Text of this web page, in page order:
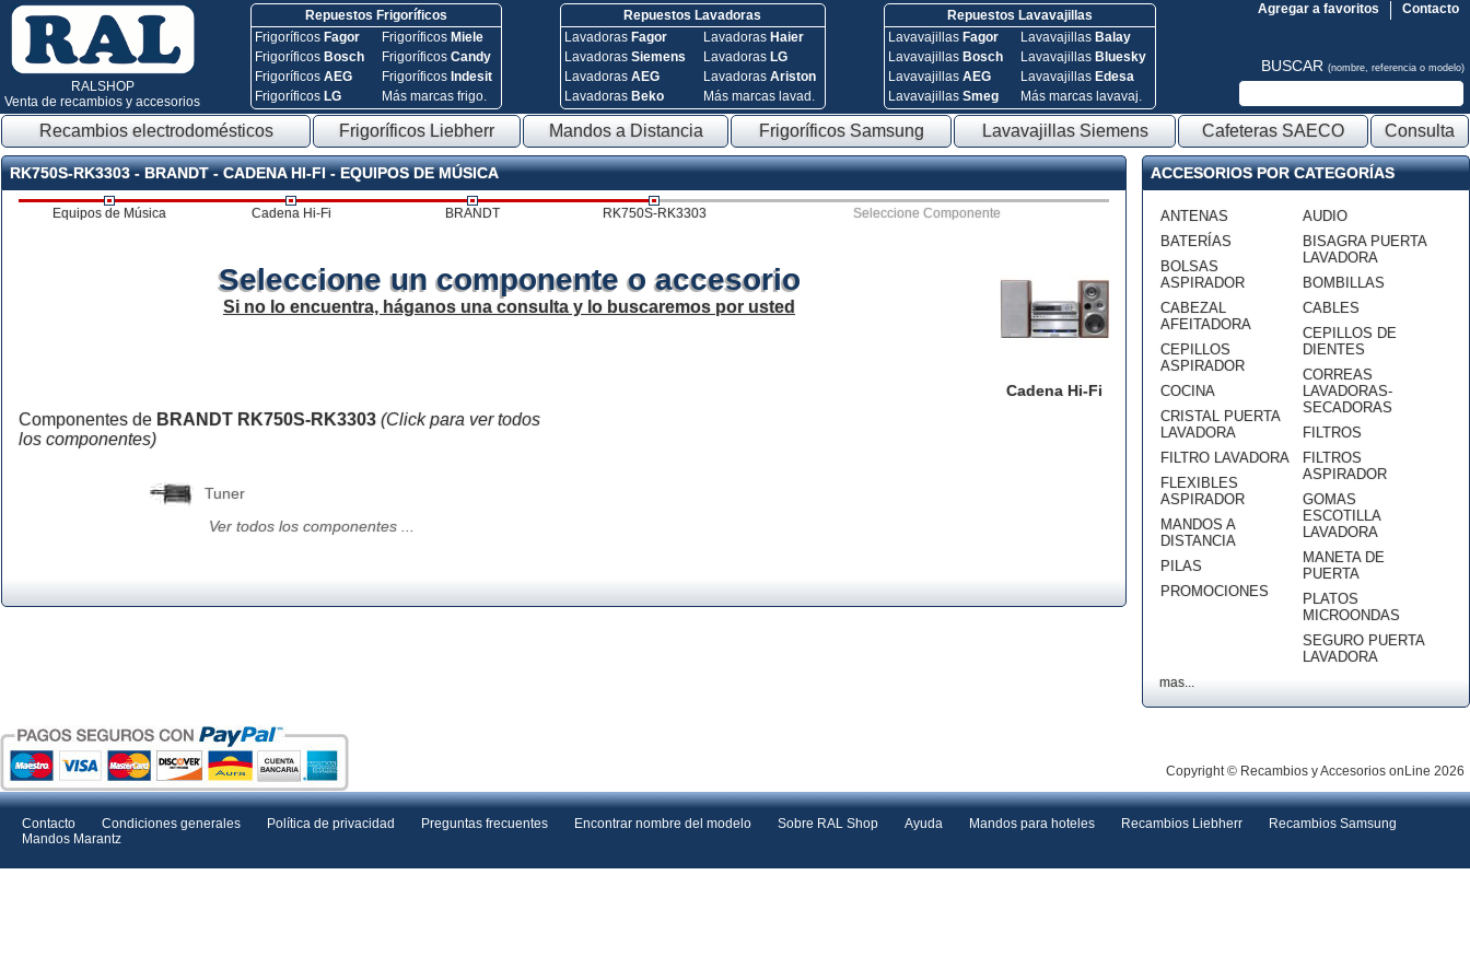
RALSHOP
Venta de recambios y accesorios
Repuestos Frigoríficos
Frigoríficos Fagor
Frigoríficos Bosch
FrigoríficosAEG
Frigoríficos LG
Frigoríficos Miele
FrigoríficosCandy
Frigoríficos Indesit
Más marcas frigo.
Repuestos Lavadoras
Lavadoras Fagor
Lavadoras Siemens
Lavadoras AEG
Lavadoras Beko
Lavadoras Haier
Lavadoras LG
Lavadoras Ariston
Más marcas lavad.
Repuestos Lavavajillas
Lavavajillas Fagor
Lavavajillas Bosch
Lavavajillas AEG
Lavavajillas Smeg
Lavavajillas Balay
Lavavajillas Bluesky
Lavavajillas Edesa
Más marcas lavavaj.
Contacto
Agregar a favoritos
BUSCAR (nombre, referencia o modelo)
Recambios electrodomésticos Frigoríficos Liebherr Mandos a Distancia Frigoríficos Samsung Lavavajillas Siemens Cafeteras SAECO Consulta
RK750S-RK3303 - BRANDT - CADENA HI-FI - EQUIPOS DE MÚSICA
Equipos de Música Cadena Hi-Fi BRANDT RK750S-RK3303 Seleccione Componente
Cadena Hi-Fi
Seleccione un componente o accesorio
Si no lo encuentra, háganos una consulta y lo buscaremos por usted
Componentes de BRANDT RK750S-RK3303 (Click para ver todos
los componentes)
Tuner
Ver todos los componentes ...
ACCESORIOS POR CATEGORÍAS
ANTENAS
BATERÍAS
BOLSAS
ASPIRADOR
CABEZAL
AFEITADORA
CEPILLOS
ASPIRADOR
COCINA
CRISTAL PUERTA
LAVADORA
FILTRO LAVADORA
FLEXIBLES
ASPIRADOR
MANDOS A
DISTANCIA
PILAS
PROMOCIONES
AUDIO
BISAGRA PUERTA
LAVADORA
BOMBILLAS
CABLES
CEPILLOS DE
DIENTES
CORREAS
LAVADORAS-
SECADORAS
FILTROS
FILTROS
ASPIRADOR
GOMAS
ESCOTILLA
LAVADORA
MANETA DE
PUERTA
PLATOS
MICROONDAS
SEGURO PUERTA
LAVADORA
mas...
Copyright © Recambios y Accesorios onLine 2026
Contacto Condiciones generales Política de privacidad Preguntas frecuentes Encontrar nombre del modelo Sobre RAL Shop Ayuda Mandos para hoteles Recambios Liebherr
Recambios Samsung
Mandos Marantz